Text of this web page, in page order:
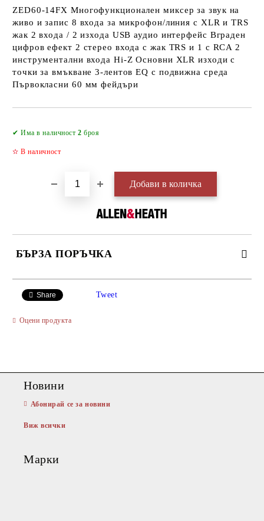
ZED60-14FX Многофункционален миксер за звук на
живо и запис 8 входа за микрофон/линия с XLR и TRS
жак 2 входа / 2 изхода USB аудио интерфейс Вграден
цифров ефект 2 стерео входа с жак TRS и 1 с RCA 2
инструментални входа Hi-Z Основни XLR изходи с
точки за вмъкване 3-лентов EQ с подвижна среда
Първокласни 60 мм фейдъри
✔ Има в наличност2 броя
✫В наличност
БЪРЗА ПОРЪЧКА
Share Tweet
Оцени продукта
Новини
Абонирай се за новини
Виж всички
Марки